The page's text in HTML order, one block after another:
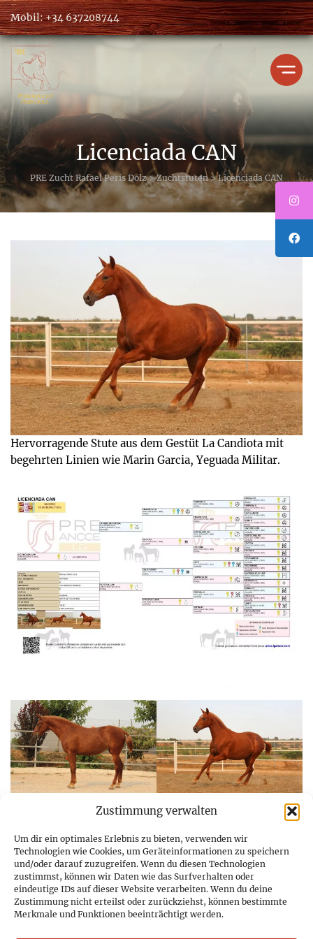
Zustimmung verwalten
Um dir ein optimales Erlebnis zu bieten, verwenden wir
Technologien wie Cookies, um Geräteinformationen zu speichern
und/oder darauf zuzugreifen. Wenn du diesen Technologien
zustimmst, können wir Daten wie das Surfverhalten oder
eindeutige IDs auf dieser Website verarbeiten. Wenn du deine
Zustimmung nicht erteilst oder zurückziehst, können bestimmte
Merkmale und Funktionen beeinträchtigt werden.
Mobil: +34 637208744
Licenciada CAN
PRE Zucht Rafael Peris Dolz>Zuchtstuten>Licenciada CAN
Hervorragende Stute aus dem Gestüt La Candiota mit
begehrten Linien wie Marin Garcia, Yeguada Militar.
Pferdezucht Peris Dolz
Calle Ingeniero Manuel Maese, Num. 18
Jahrgang 2022
Jahrgang 2023
Jahrgang 2024